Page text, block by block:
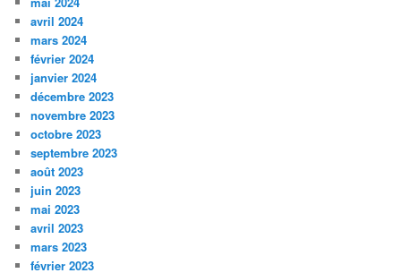
avril 2024
mars 2024
février 2024
janvier 2024
décembre 2023
novembre 2023
octobre 2023
septembre 2023
août 2023
juin 2023
mai 2023
avril 2023
mars 2023
février 2023